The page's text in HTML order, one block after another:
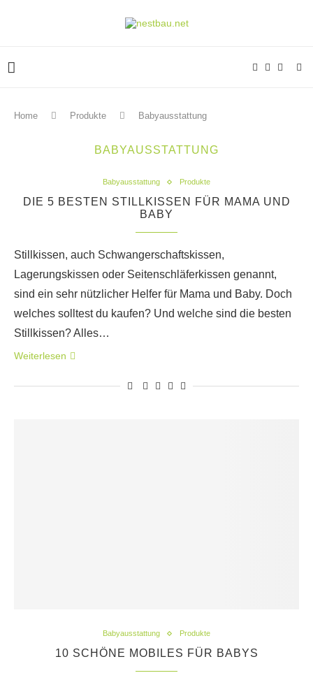
Home Produkte Babyausstattung
BABYAUSSTATTUNG
Babyausstattung Produkte
DIE 5 BESTEN STILLKISSEN FÜR MAMA UND
BABY
Stillkissen, auch Schwangerschaftskissen,
Lagerungskissen oder Seitenschläferkissen genannt,
sind ein sehr nützlicher Helfer für Mama und Baby. Doch
welches solltest du kaufen? Und welche sind die besten
Stillkissen? Alles…
Weiterlesen
Babyausstattung Produkte
10 SCHÖNE MOBILES FÜR BABYS